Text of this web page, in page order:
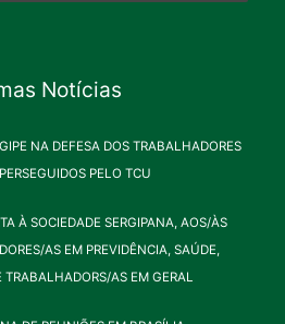
Notícias
NA DEFESA DOS TRABALHADORES
PERSEGUIDOS PELO TCU
À SOCIEDADE SERGIPANA, AOS/ÀS
AS EM PREVIDÊNCIA, SAÚDE,
TRABALHADORS/AS EM GERAL